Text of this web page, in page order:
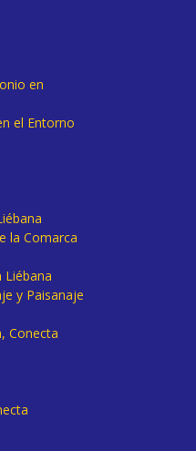
en
el Entorno
la Comarca
Liébana
y Paisanaje
Conecta